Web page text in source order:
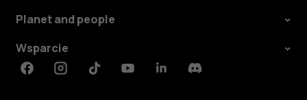
Planet and people
Wsparcie
FacebookInstagramTiktokYoutubeLinkedinDiscord